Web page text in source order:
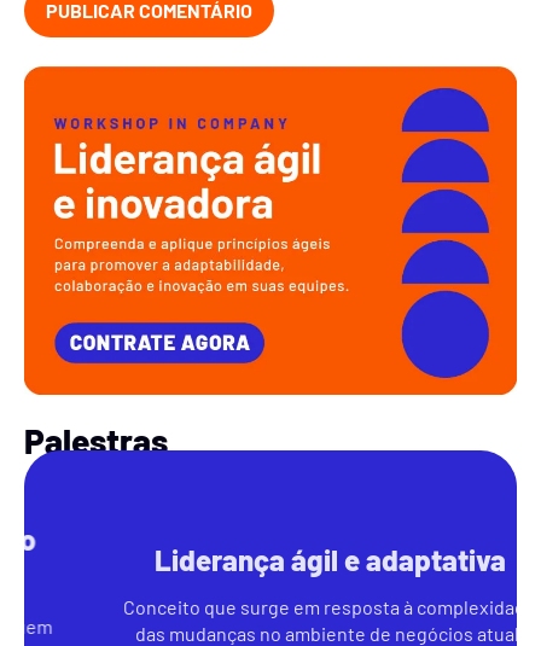
Palestras
Liderança ágil e adaptativa
Conceito que surge em resposta à complexidade
das mudanças no ambiente de negócios atual.